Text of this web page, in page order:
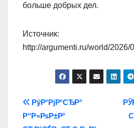
больше добрых дел.
Источник:
http://argumenti.ru/world/2026/
Навигация
РўР°РјР°СЂР°
Р“Р»РѕР±Р°